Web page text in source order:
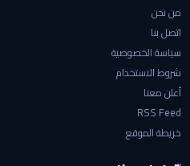
من نحن
اتصل بنا
سياسة الخصوصية
شروط الاستخدام
أعلن معنا
RSS Feed
خريطة الموقع